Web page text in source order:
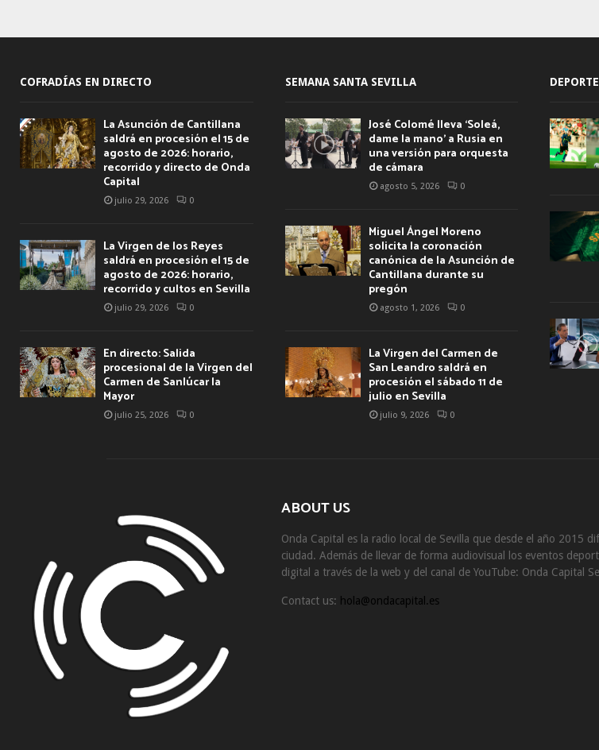
COFRADÍAS EN DIRECTO
La Asunción de Cantillana
saldrá en procesión el 15 de
agosto de 2026: horario,
recorrido y directo de Onda
Capital
julio 29, 2026 0
La Virgen de los Reyes
saldrá en procesión el 15 de
agosto de 2026: horario,
recorrido y cultos en Sevilla
julio 29, 2026 0
En directo: Salida
procesional de la Virgen del
Carmen de Sanlúcar la
Mayor
julio 25, 2026 0
SEMANA SANTA SEVILLA
José Colomé lleva ‘Soleá,
dame la mano’ a Rusia en
una versión para orquesta
de cámara
agosto 5, 2026 0
Miguel Ángel Moreno
solicita la coronación
canónica de la Asunción de
Cantillana durante su
pregón
agosto 1, 2026 0
La Virgen del Carmen de
San Leandro saldrá en
procesión el sábado 11 de
julio en Sevilla
julio 9, 2026 0
ABOUT US
Onda Capital es la radio local de Sevilla que desde el año 2015
ciudad. Además de llevar de forma audiovisual los eventos
digital a través de la web y del canal de YouTube: Onda Capital
Contact us: hola@ondacapital.es